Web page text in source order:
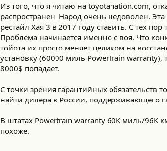
Из того, что я читаю на toyotanation.com,
распространен. Народ очень недоволен.
рестайл Хая 3 в 2017 году ставить. С тех
Проблема начинается именно с воя. Что
тойота их просто меняет целиком на
установку (60000 миль Powertrain warranty),
8000$ попадает.
С точки зрения гарантийных обязательств
найти дилера в России, поддерживающего
В штатах Powertrain warranty 60К миль/96К
похоже.